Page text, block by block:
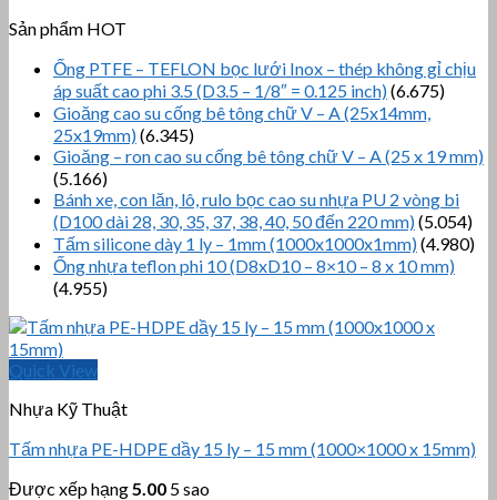
Sản phẩm HOT
Ống PTFE – TEFLON bọc lưới Inox – thép không gỉ chịu
áp suất cao phi 3.5 (D3.5 – 1/8″ = 0.125 inch)(6.675)
Gioăng cao su cống bê tông chữ V – A (25x14mm,
25x19mm)(6.345)
Gioăng – ron cao su cống bê tông chữ V – A (25 x 19 mm)
(5.166)
Bánh xe, con lăn, lô, rulo bọc cao su nhựa PU 2 vòng bi
(D100 dài 28, 30, 35, 37, 38, 40, 50 đến 220 mm)(5.054)
Tấm silicone dày 1 ly – 1mm (1000x1000x1mm)(4.980)
Ống nhựa teflon phi 10 (D8xD10 – 8×10 – 8 x 10 mm)
(4.955)
Quick View
Nhựa Kỹ Thuật
Tấm nhựa PE-HDPE dầy 15 ly – 15 mm (1000×1000 x 15mm)
Được xếp hạng5.00 5 sao